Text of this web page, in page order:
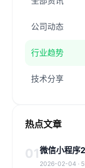
公司动态
行业趋势
技术分享
热点文章
01微信小程序
2026-02-04 ·